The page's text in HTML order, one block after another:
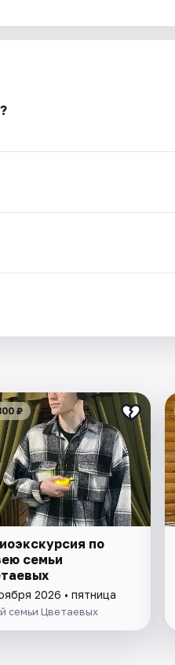
₽
по
семьи
2026 • пятница
семьи Цветаевых